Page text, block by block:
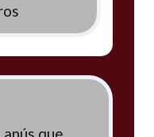
que